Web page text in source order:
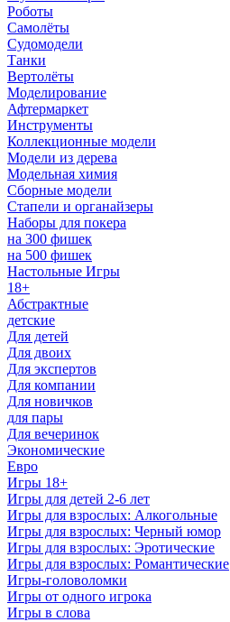
Роботы
Самолёты
Судомодели
Танки
Вертолёты
Моделирование
Афтермаркет
Инструменты
Коллекционные модели
Модели из дерева
Модельная химия
Сборные модели
Стапели и органайзеры
Наборы для покера
на 300 фишек
на 500 фишек
Настольные Игры
18+
Абстрактные
детские
Для детей
Для двоих
Для экспертов
Для компании
Для новичков
для пары
Для вечеринок
Экономические
Евро
Игры 18+
Игры для детей 2-6 лет
Игры для взрослых: Алкогольные
Игры для взрослых: Черный юмор
Игры для взрослых: Эротические
Игры для взрослых: Романтические
Игры-головоломки
Игры от одного игрока
Игры в слова